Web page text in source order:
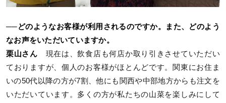
──どのようなお客様が利用されるのですか。また、どのよう
なお声をいただいていますか。
栗山さん 現在は、飲食店も何店か取り引きさせていただい
ておりますが、個人のお客様がほとんどです。関東にお住ま
いの50代以降の方が7割、他にも関西や中部地方からも注文を
いただいています。多くの方が私たちの山菜を楽しみにして